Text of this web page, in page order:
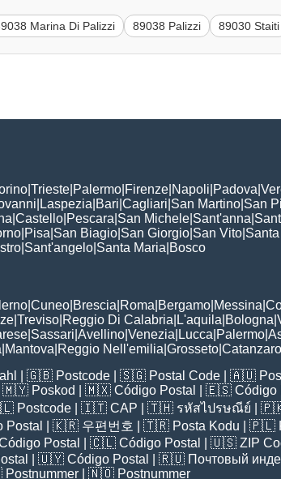
Marina Di Palizzi 89038 Palizzi 89030 Staiti
Trieste Palermo Firenze Napoli Padova
Laspezia Bari Cagliari San Martino San
Castello Pescara San Michele Sant'anna
Pisa San Biagio San Giorgio San Vito
Sant'angelo Santa Maria Bosco
Cuneo Brescia Roma Bergamo Messina
Treviso Reggio Di Calabria L'aquila Bologna
Sassari Avellino Venezia Lucca Palermo
Mantova Reggio Nell'emilia Grosseto Catanzaro
| 🇬🇧 Postcode | 🇸🇬 Postal Code | 🇦🇺
| 🇲🇾 Poskod | 🇲🇽 Código Postal | 🇪🇸 Código
Postcode | 🇮🇹 CAP | 🇹🇭 รหัสไปรษณีย์ |
Postal | 🇰🇷 우편번호 | 🇹🇷 Posta Kodu | 🇵🇱
Postal | 🇨🇱 Código Postal | 🇺🇸 ZIP
| 🇺🇾 Código Postal | 🇷🇺 Почтовый
Postnummer | 🇳🇴 Postnummer